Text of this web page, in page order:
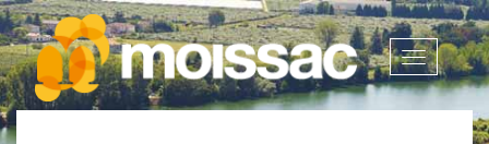
Afficher
la